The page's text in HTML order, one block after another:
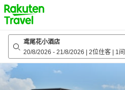
to
top
page
鸢尾花小酒店
20/8/2026 - 21/8/2026 2位住客 1间